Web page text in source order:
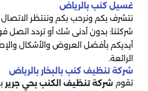
غسيل كنب بالرياض
نتشرف بكم ونرحب بكم وننتظر الاتصال
شركتنا: بدون أدنى شك أو تردد اتصل
أيديكم بأفضل العروض والأشكال
الرائعة.
شركة تنظيف كنب بالبخار بالرياض
تقوم شركة تنظيف الكنب بحي جرير